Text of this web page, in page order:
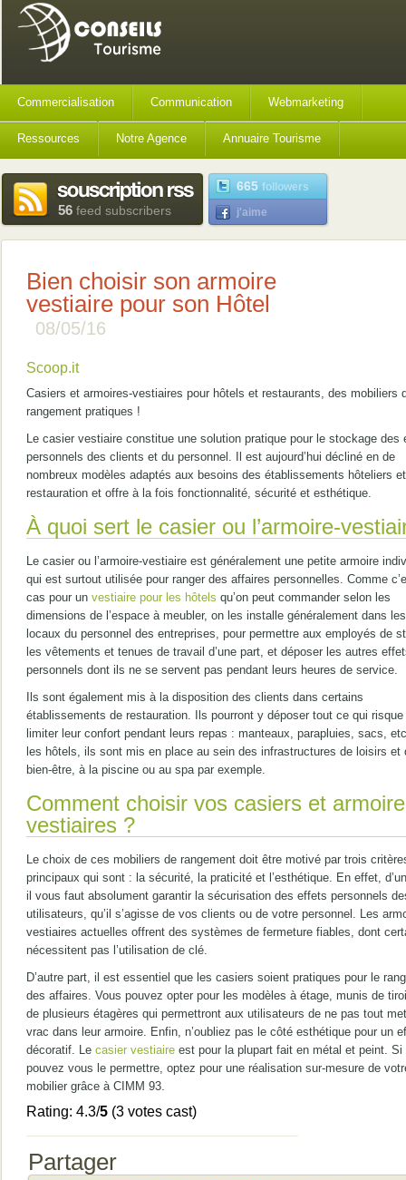
Commercialisation Communication Webmarketing
Ressources Notre Agence Annuaire Tourisme
56 feed subscribers
665 followers
j'aime
Bien choisir son armoire
vestiaire pour son Hôtel
08/05/16
Scoop.it
Casiers et armoires-vestiaires pour hôtels et restaurants, des mobiliers
rangement pratiques !
Le casier vestiaire constitue une solution pratique pour le stockage des
personnels des clients et du personnel. Il est aujourd’hui décliné en de
nombreux modèles adaptés aux besoins des établissements hôteliers
restauration et offre à la fois fonctionnalité, sécurité et esthétique.
À quoi sert le casier ou l’armoire-
Le casier ou l’armoire-vestiaire est généralement une petite armoire
qui est surtout utilisée pour ranger des affaires personnelles. Comme
cas pour un vestiaire pour les hôtels qu’on peut commander selon les
dimensions de l’espace à meubler, on les installe généralement dans les
locaux du personnel des entreprises, pour permettre aux employés de
les vêtements et tenues de travail d’une part, et déposer les autres
personnels dont ils ne se servent pas pendant leurs heures de service.
Ils sont également mis à la disposition des clients dans certains
établissements de restauration. Ils pourront y déposer tout ce qui risque
limiter leur confort pendant leurs repas : manteaux, parapluies, sacs,
les hôtels, ils sont mis en place au sein des infrastructures de loisirs et
bien-être, à la piscine ou au spa par exemple.
Comment choisir vos casiers et
vestiaires ?
Le choix de ces mobiliers de rangement doit être motivé par trois
principaux qui sont : la sécurité, la praticité et l’esthétique. En effet,
il vous faut absolument garantir la sécurisation des effets personnels
utilisateurs, qu’il s’agisse de vos clients ou de votre personnel. Les
vestiaires actuelles offrent des systèmes de fermeture fiables, dont
nécessitent pas l’utilisation de clé.
D’autre part, il est essentiel que les casiers soient pratiques pour le
des affaires. Vous pouvez opter pour les modèles à étage, munis de
de plusieurs étagères qui permettront aux utilisateurs de ne pas tout
vrac dans leur armoire. Enfin, n’oubliez pas le côté esthétique pour un
décoratif. Le casier vestiaire est pour la plupart fait en métal et peint. Si
pouvez vous le permettre, optez pour une réalisation sur-mesure de
mobilier grâce à CIMM 93.
Rating: 4.3/5 (3 votes cast)
Partager